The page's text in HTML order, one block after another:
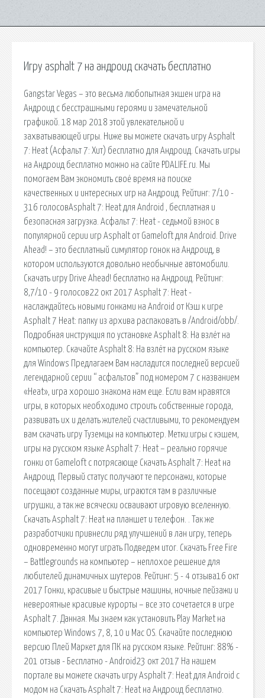
Игру asphalt 7 на андроид скачать бесплатно
Gangstar Vegas – это весьма любопытная экшен игра на
Андроид с бесстрашными героями и замечательной
графикой. 18 мар 2018 этой увлекательной и
захватывающей игры. Ниже вы можете скачать игру Asphalt
7: Heat (Асфальт 7: Хит) бесплатно для Андроид. Скачать игры
на Андроид бесплатно можно на сайте PDALIFE.ru. Мы
помогаем Вам экономить своё время на поиске
качественных и интересных игр на Андроид. Рейтинг: 7/10 -
316 голосовAsphalt 7: Heat для Android , бесплатная и
безопасная загрузка. Асфальт 7: Heat - седьмой взнос в
популярной серии игр Asphalt от Gameloft для Android. Drive
Ahead! – это бесплатный симулятор гонок на Андроид, в
котором используются довольно необычные автомобили.
Скачать игру Drive Ahead! бесплатно на Андроид. Рейтинг:
8,7/10 - 9 голосов22 окт 2017 Asphalt 7: Heat -
наслаждайтесь новыми гонками на Аndroid от Кэш к игре
Asphalt 7 Heat: папку из архива распаковать в /Android/obb/.
Подробная инструкция по установке Asphalt 8: На взлёт на
компьютер. Скачайте Asphalt 8: На взлёт на русском языке
для Windows Предлагаем Вам насладится последней версией
легендарной серии “ асфальтов” под номером 7 с названием
«Heat», игра хорошо знакома нам еще. Если вам нравятся
игры, в которых необходимо строить собственные города,
развивать их и делать жителей счастливыми, то рекомендуем
вам скачать игру Туземцы на компьютер. Метки:игры с кэшем,
игры на русском языке Asphalt 7: Heat – реально горячие
гонки от Gameloft с потрясающе Скачать Asphalt 7: Heat на
Андроид. Первый статус получают те персонажи, которые
посещают созданные миры, играются там в различные
игрушки, а так же всячески осваивают игровую вселенную.
Скачать Asphalt 7: Heat на планшет и телефон. . Так же
разработчики привнесли ряд улучшений в лан игру, теперь
одновременно могут играть Подведем итог. Скачать Free Fire
– Battlegrounds на компьютер – неплохое решение для
любителей динамичных шутеров. Рейтинг: 5 - 4 отзыва16 окт
2017 Гонки, красивые и быстрые машины, ночные пейзажи и
невероятные красивые курорты – все это сочетается в игре
Asphalt 7. Данная. Мы знаем как установить Play Market на
компьютер Windows 7, 8, 10 и Mac OS. Скачайте последнюю
версию Плей Маркет для ПК на русском языке. Рейтинг: 88% -
201 отзыв - Бесплатно - Android23 окт 2017 На нашем
портале вы можете скачать игру Asphalt 7: Heat для Android с
модом на Скачать Asphalt 7: Heat на Андроид бесплатно.